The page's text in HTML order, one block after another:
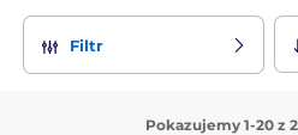
Filtr
Pokazujemy 1-20 z